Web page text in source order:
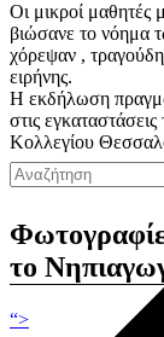
Οι μικροί μαθητές
βιώσανε το νόημα
χόρεψαν ,
ειρήνης.
H εκδήλωση
στις
Κολλεγίου
το
“>